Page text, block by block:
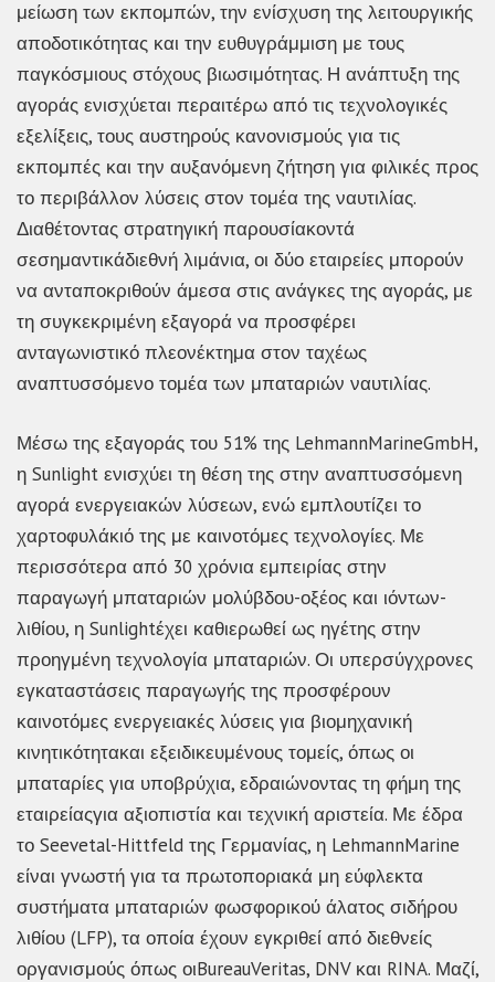
μείωση των εκπομπών, την ενίσχυση της λειτουργικής
αποδοτικότητας και την ευθυγράμμιση με τους
παγκόσμιους στόχους βιωσιμότητας. Η ανάπτυξη της
αγοράς ενισχύεται περαιτέρω από τις τεχνολογικές
εξελίξεις, τους αυστηρούς κανονισμούς για τις
εκπομπές και την αυξανόμενη ζήτηση για φιλικές προς
το περιβάλλον λύσεις στον τομέα της ναυτιλίας.
Διαθέτοντας στρατηγική παρουσίακοντά
σεσημαντικάδιεθνή λιμάνια, οι δύο εταιρείες μπορούν
να ανταποκριθούν άμεσα στις ανάγκες της αγοράς, με
τη συγκεκριμένη εξαγορά να προσφέρει
ανταγωνιστικό πλεονέκτημα στον ταχέως
αναπτυσσόμενο τομέα των μπαταριών ναυτιλίας.
Μέσω της εξαγοράς του 51% της LehmannMarineGmbH,
η Sunlight ενισχύει τη θέση της στην αναπτυσσόμενη
αγορά ενεργειακών λύσεων, ενώ εμπλουτίζει το
χαρτοφυλάκιό της με καινοτόμες τεχνολογίες. Με
περισσότερα από 30 χρόνια εμπειρίας στην
παραγωγή μπαταριών μολύβδου-οξέος και ιόντων-
λιθίου, η Sunlightέχει καθιερωθεί ως ηγέτης στην
προηγμένη τεχνολογία μπαταριών. Οι υπερσύγχρονες
εγκαταστάσεις παραγωγής της προσφέρουν
καινοτόμες ενεργειακές λύσεις για βιομηχανική
κινητικότητακαι εξειδικευμένους τομείς, όπως οι
μπαταρίες για υποβρύχια, εδραιώνοντας τη φήμη της
εταιρείαςγια αξιοπιστία και τεχνική αριστεία. Με έδρα
το Seevetal-Hittfeld της Γερμανίας, η LehmannMarine
είναι γνωστή για τα πρωτοποριακά μη εύφλεκτα
συστήματα μπαταριών φωσφορικού άλατος σιδήρου
λιθίου (LFP), τα οποία έχουν εγκριθεί από διεθνείς
οργανισμούς όπως οιBureauVeritas, DNV και RINA. Μαζί,